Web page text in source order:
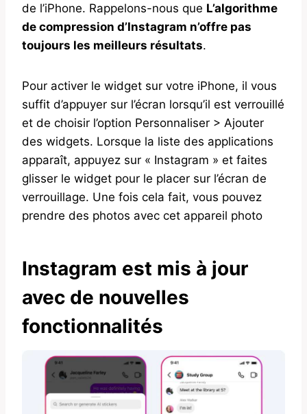
de l’iPhone. Rappelons-nous que L’algorithme
de compression d’Instagram n’offre pas
toujours les meilleurs résultats.
Pour activer le widget sur votre iPhone, il vous
suffit d’appuyer sur l’écran lorsqu’il est verrouillé
et de choisir l’option Personnaliser > Ajouter
des widgets. Lorsque la liste des applications
apparaît, appuyez sur « Instagram » et faites
glisser le widget pour le placer sur l’écran de
verrouillage. Une fois cela fait, vous pouvez
prendre des photos avec cet appareil photo
Instagram est mis à jour
avec de nouvelles
fonctionnalités